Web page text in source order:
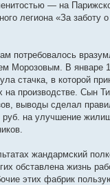
— на
легиона «За заботу
потребовалось
Морозовым. В январе
стачка, в которой
на производстве. Сын
выводы сделал
руб. на улучшение
жандармский
обставлена жизнь
этих фабрик